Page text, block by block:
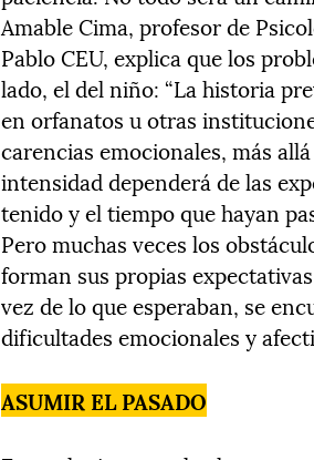
Amable Cima, profesor de
Pablo CEU, explica que los
lado, el del niño: “La historia
en orfanatos u otras
carencias emocionales, más
intensidad dependerá de las
tenido y el tiempo que hayan
Pero muchas veces los
forman sus propias
vez de lo que esperaban, se
dificultades emocionales y
ASUMIR EL PASADO